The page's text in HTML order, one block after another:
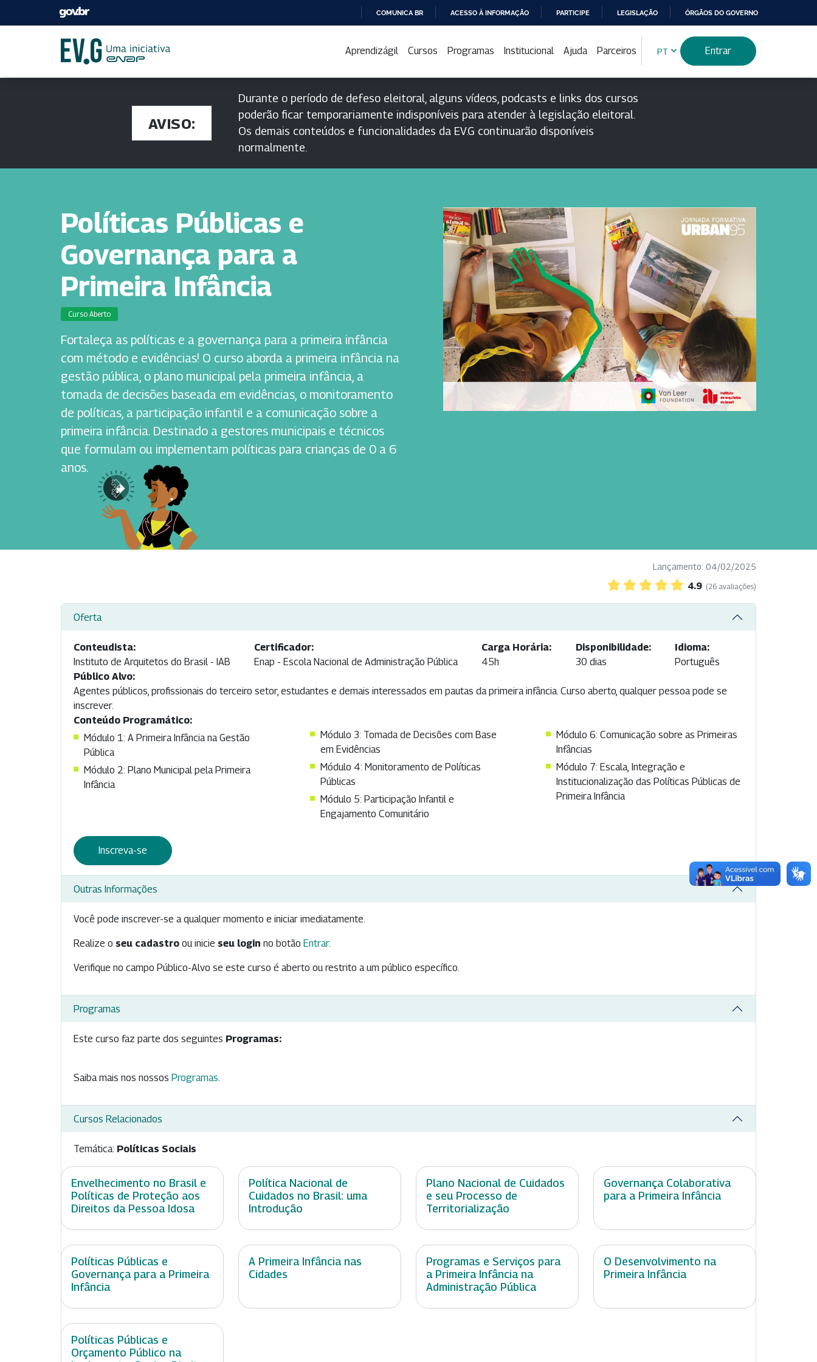
PARA
CONTEÚDO
COMUNICA BR ACESSO À INFORMAÇÃO PARTICIPE LEGISLAÇÃO ÓRGÃOS DO GOVERNO
Aprendizágil Cursos Programas Institucional Ajuda Parceiros PT Entrar
AVISO:
Durante o período de defeso eleitoral, alguns vídeos, podcasts e links dos cursos
poderão ficar temporariamente indisponíveis para atender à legislação eleitoral.
Os demais conteúdos e funcionalidades da EV.G continuarão disponíveis
normalmente.
Políticas Públicas e
Governança para a
Primeira Infância
Curso Aberto
Fortaleça as políticas e a governança para a primeira infância
com método e evidências! O curso aborda a primeira infância na
gestão pública, o plano municipal pela primeira infância, a
tomada de decisões baseada em evidências, o monitoramento
de políticas, a participação infantil e a comunicação sobre a
primeira infância. Destinado a gestores municipais e técnicos
que formulam ou implementam políticas para crianças de 0 a 6
anos.
Lançamento: 04/02/2025
4.9 (26 avaliações)
Oferta
Conteudista:
Instituto de Arquitetos do Brasil - IAB
Certificador:
Enap - Escola Nacional de Administração Pública
Carga Horária:
45h
Disponibilidade:
30 dias
Idioma:
Português
Público Alvo:
Agentes públicos, profissionais do terceiro setor, estudantes e demais interessados em pautas da primeira infância. Curso aberto, qualquer pessoa pode se
inscrever.
Conteúdo Programático:
Módulo 1: A Primeira Infância na Gestão
Pública
Módulo 2: Plano Municipal pela Primeira
Infância
Módulo 3: Tomada de Decisões com Base
em Evidências
Módulo 4: Monitoramento de Políticas
Públicas
Módulo 5: Participação Infantil e
Engajamento Comunitário
Módulo 6: Comunicação sobre as Primeiras
Infâncias
Módulo 7: Escala, Integração e
Institucionalização das Políticas Públicas de
Primeira Infância
Inscreva-se
Outras Informações
Você pode inscrever-se a qualquer momento e iniciar imediatamente.
Realize o seu cadastro ou inicie seu login no botão Entrar.
Verifique no campo Público-Alvo se este curso é aberto ou restrito a um público específico.
Programas
Este curso faz parte dos seguintes Programas:
Saiba mais nos nossos Programas.
Cursos Relacionados
Temática: Políticas Sociais
Envelhecimento no Brasil e
Políticas de Proteção aos
Direitos da Pessoa Idosa
Política Nacional de
Cuidados no Brasil: uma
Introdução
Plano Nacional de Cuidados
e seu Processo de
Territorialização
Governança Colaborativa
para a Primeira Infância
Políticas Públicas e
Governança para a Primeira
Infância
A Primeira Infância nas
Cidades
Programas e Serviços para
a Primeira Infância na
Administração Pública
O Desenvolvimento na
Primeira Infância
Políticas Públicas e
Orçamento Público na